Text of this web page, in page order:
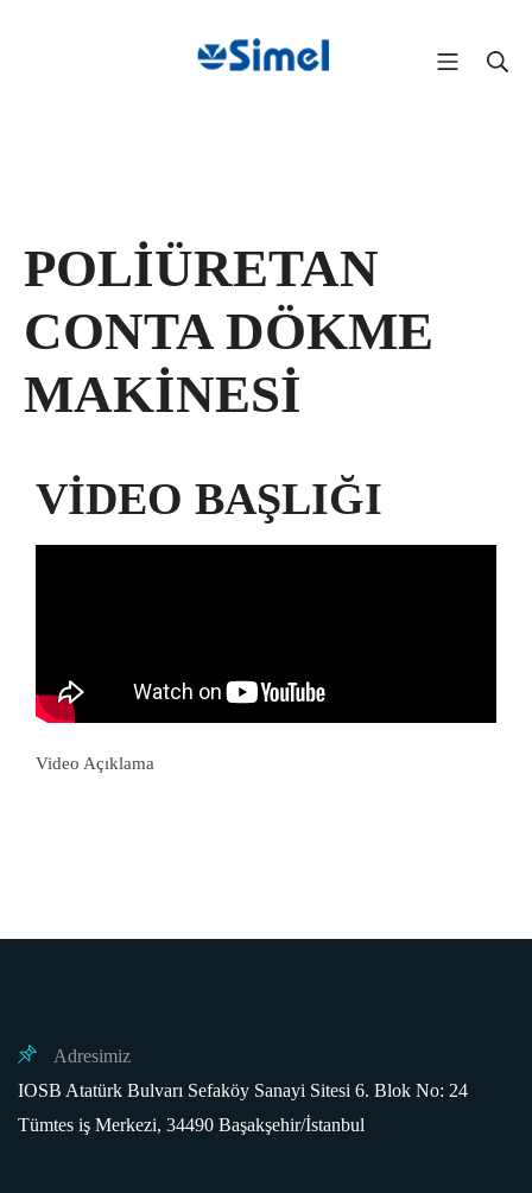
POLİÜRETAN
CONTA DÖKME
MAKİNESİ
VİDEO BAŞLIĞI
Video Açıklama
Adresimiz
IOSB Atatürk Bulvarı Sefaköy Sanayi Sitesi 6. Blok No: 24
Tümtes iş Merkezi, 34490 Başakşehir/İstanbul